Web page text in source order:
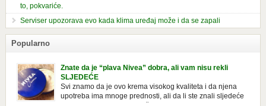
to, pokvariće.
Serviser upozorava evo kada klima uređaj može i da se zapali
Popularno
Znate da je “plava Nivea” dobra, ali vam nisu rekli
SLJEDEĆE
Svi znamo da je ovo krema visokog kvaliteta i da njena
upotreba ima mnoge prednosti, ali da li ste znali sljedeće